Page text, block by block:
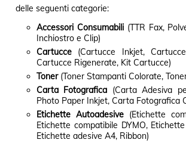
delle seguenti categorie:
Accessori Consumabili(TTR Fax,
Inchiostro e Clip)
Cartucce (Cartucce Inkjet,
Cartucce Rigenerate, Kit Cartucce)
Toner(Toner Stampanti Colorate,
Carta Fotografica (Carta Adesiva
Photo Paper Inkjet, Carta Fotografica
Etichette Autoadesive (Etichette
Etichette compatibile DYMO,
Etichette adesive A4, Ribbon)